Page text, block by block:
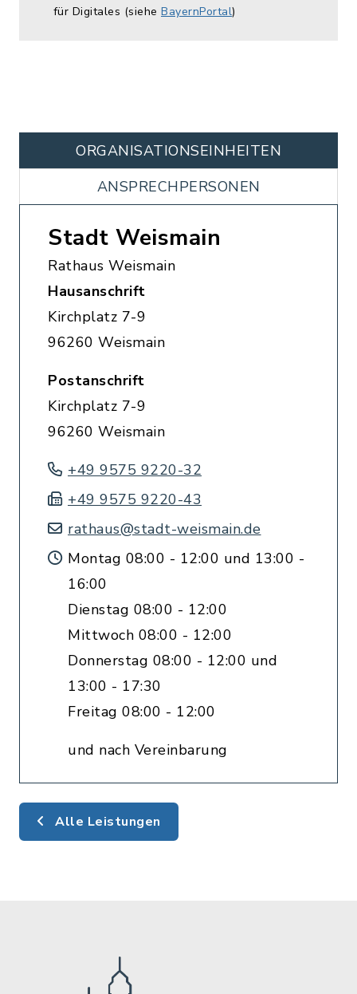
für Digitales (siehe BayernPortal)
ORGANISATIONS­EINHEITEN
ANSPRECHPERSONEN
Stadt Weismain
Rathaus Weismain
Hausanschrift
Kirchplatz 7-9
96260 Weismain
Postanschrift
Kirchplatz 7-9
96260 Weismain
+49 9575 9220-32
+49 9575 9220-43
rathaus@stadt-weismain.de
Montag 08:00 - 12:00 und 13:00 -
16:00
Dienstag 08:00 - 12:00
Mittwoch 08:00 - 12:00
Donnerstag 08:00 - 12:00 und
13:00 - 17:30
Freitag 08:00 - 12:00
und nach Vereinbarung
Alle Leistungen